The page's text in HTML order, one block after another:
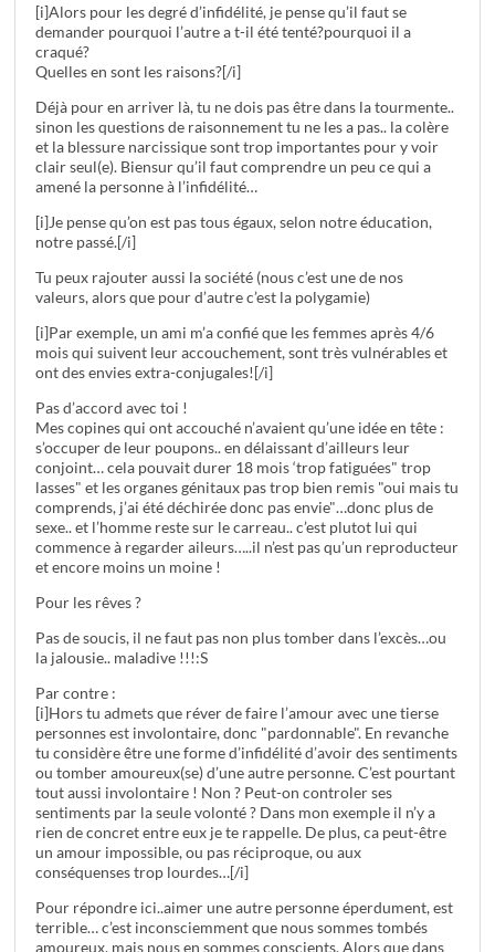
[i]Alors pour les degré d’infidélité, je pense qu’il faut se
demander pourquoi l’autre a t-il été tenté?pourquoi il a
craqué?
Quelles en sont les raisons?[/i]
Déjà pour en arriver là, tu ne dois pas être dans la tourmente..
sinon les questions de raisonnement tu ne les a pas.. la colère
et la blessure narcissique sont trop importantes pour y voir
clair seul(e). Biensur qu’il faut comprendre un peu ce qui a
amené la personne à l’infidélité…
[i]Je pense qu’on est pas tous égaux, selon notre éducation,
notre passé.[/i]
Tu peux rajouter aussi la société (nous c’est une de nos
valeurs, alors que pour d’autre c’est la polygamie)
[i]Par exemple, un ami m’a confié que les femmes après 4/6
mois qui suivent leur accouchement, sont très vulnérables et
ont des envies extra-conjugales![/i]
Pas d’accord avec toi !
Mes copines qui ont accouché n’avaient qu’une idée en tête :
s’occuper de leur poupons.. en délaissant d’ailleurs leur
conjoint… cela pouvait durer 18 mois ‘trop fatiguées" trop
lasses" et les organes génitaux pas trop bien remis "oui mais tu
comprends, j’ai été déchirée donc pas envie"…donc plus de
sexe.. et l’homme reste sur le carreau.. c’est plutot lui qui
commence à regarder aileurs…..il n’est pas qu’un reproducteur
et encore moins un moine !
Pour les rêves ?
Pas de soucis, il ne faut pas non plus tomber dans l’excès…ou
la jalousie.. maladive !!!:S
Par contre :
[i]Hors tu admets que réver de faire l’amour avec une tierse
personnes est involontaire, donc "pardonnable". En revanche
tu considère être une forme d’infidélité d’avoir des sentiments
ou tomber amoureux(se) d’une autre personne. C’est pourtant
tout aussi involontaire ! Non ? Peut-on controler ses
sentiments par la seule volonté ? Dans mon exemple il n’y a
rien de concret entre eux je te rappelle. De plus, ca peut-être
un amour impossible, ou pas réciproque, ou aux
conséquenses trop lourdes…[/i]
Pour répondre ici..aimer une autre personne éperdument, est
terrible… c’est inconsciemment que nous sommes tombés
amoureux, mais nous en sommes conscients. Alors que dans